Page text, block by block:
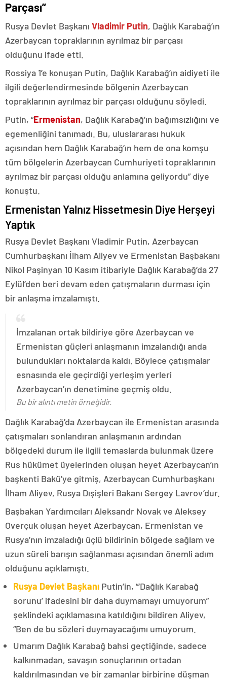
Parçası”
Rusya Devlet Başkanı Vladimir Putin, Dağlık Karabağ’ın
Azerbaycan topraklarının ayrılmaz bir parçası
olduğunu ifade etti.
Rossiya 1’e konuşan Putin, Dağlık Karabağ’ın aidiyeti ile
ilgili değerlendirmesinde bölgenin Azerbaycan
topraklarının ayrılmaz bir parçası olduğunu söyledi.
Putin, “Ermenistan, Dağlık Karabağ’ın bağımsızlığını ve
egemenliğini tanımadı. Bu, uluslararası hukuk
açısından hem Dağlık Karabağ’ın hem de ona komşu
tüm bölgelerin Azerbaycan Cumhuriyeti topraklarının
ayrılmaz bir parçası olduğu anlamına geliyordu” diye
konuştu.
Ermenistan Yalnız Hissetmesin Diye Herşeyi
Yaptık
Rusya Devlet Başkanı Vladimir Putin, Azerbaycan
Cumhurbaşkanı İlham Aliyev ve Ermenistan Başbakanı
Nikol Paşinyan 10 Kasım itibariyle Dağlık Karabağ’da 27
Eylül’den beri devam eden çatışmaların durması için
bir anlaşma imzalamıştı.
İmzalanan ortak bildiriye göre Azerbaycan ve
Ermenistan güçleri anlaşmanın imzalandığı anda
bulundukları noktalarda kaldı. Böylece çatışmalar
esnasında ele geçirdiği yerleşim yerleri
Azerbaycan’ın denetimine geçmiş oldu.
Bu bir alıntı metin örneğidir.
Dağlık Karabağ’da Azerbaycan ile Ermenistan arasında
çatışmaları sonlandıran anlaşmanın ardından
bölgedeki durum ile ilgili temaslarda bulunmak üzere
Rus hükümet üyelerinden oluşan heyet Azerbaycan’ın
başkenti Bakü’ye gitmiş, Azerbaycan Cumhurbaşkanı
İlham Aliyev, Rusya Dışişleri Bakanı Sergey Lavrov’dur.
Başbakan Yardımcıları Aleksandr Novak ve Aleksey
Overçuk oluşan heyet Azerbaycan, Ermenistan ve
Rusya’nın imzaladığı üçlü bildirinin bölgede sağlam ve
uzun süreli barışın sağlanması açısından önemli adım
olduğunu açıklamıştı.
Rusya Devlet Başkanı Putin’in, “‘Dağlık Karabağ
sorunu’ ifadesini bir daha duymamayı umuyorum”
şeklindeki açıklamasına katıldığını bildiren Aliyev,
“Ben de bu sözleri duymayacağımı umuyorum.
Umarım Dağlık Karabağ bahsi geçtiğinde, sadece
kalkınmadan, savaşın sonuçlarının ortadan
kaldırılmasından ve bir zamanlar birbirine düşman